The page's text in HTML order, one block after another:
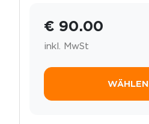
€ 90.00
inkl. MwSt
WÄHLEN